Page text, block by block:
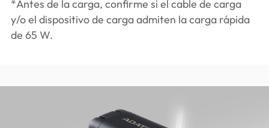
*Antes de la carga, confirme si el cable de carga
y/o el dispositivo de carga admiten la carga rápida
de 65 W.